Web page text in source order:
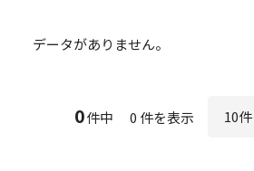
データがありません。
0件中 0 件を表示